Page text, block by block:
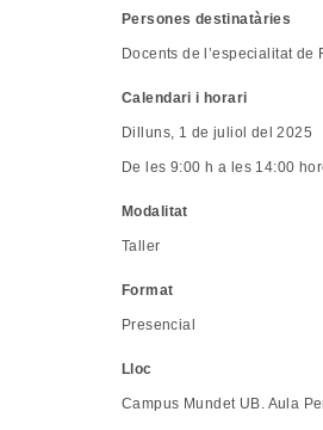
Persones destinatàries
Docents de l’especialitat de
Calendari i horari
Dilluns, 1 de juliol del 2025
De les 9:00 h a les 14:00
Modalitat
Taller
Format
Presencial
Lloc
Campus Mundet UB. Aula